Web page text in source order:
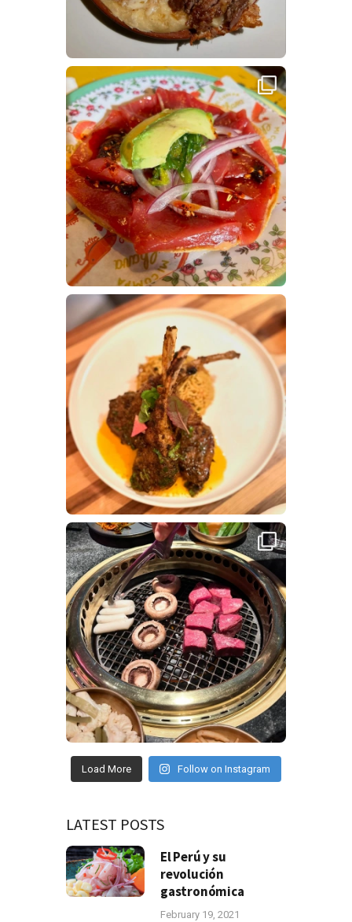
Load More Follow on Instagram
LATEST POSTS
El Perú y su
revolución
gastronómica
February 19, 2021